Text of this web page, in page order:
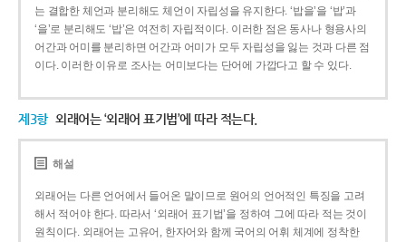
는 결합한 체언과 분리해도 체언이 자립성을 유지한다. ‘밥을’을 ‘밥’과
‘을’로 분리해도 ‘밥’은 여전히 자립적이다. 이러한 점은 동사나 형용사의
어간과 어미를 분리하면 어간과 어미가 모두 자립성을 잃는 것과 다른 점
이다. 이러한 이유로 조사는 어미보다는 단어에 가깝다고 할 수 있다.
제3항 외래어는 ‘외래어 표기법’에 따라 적는다.
해설
외래어는 다른 언어에서 들어온 말이므로 원어의 언어적인 특징을 고려
해서 적어야 한다. 따라서 ‘외래어 표기법’을 정하여 그에 따라 적는 것이
원칙이다. 외래어는 고유어, 한자어와 함께 국어의 어휘 체계에 정착한